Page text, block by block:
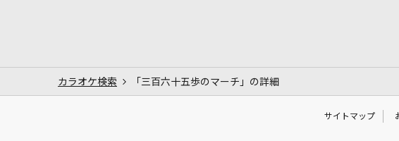
カラオケ検索 「三百六十五歩のマーチ」の詳細
サイトマップ